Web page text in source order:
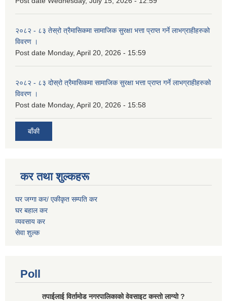
२०८२ - ८३ तेस्रो त्रैमासिकमा सामाजिक सुरक्षा भत्ता प्राप्त गर्ने लाभग्राहीहरुको
विवरण ।
Post date Monday, April 20, 2026 - 15:59
२०८२ - ८३ दोस्रो त्रैमासिकमा सामाजिक सुरक्षा भत्ता प्राप्त गर्ने लाभग्राहीहरुको
विवरण ।
Post date Monday, April 20, 2026 - 15:58
बाँकी
कर तथा शुल्कहरू
घर जग्गा कर/ एकीकृत सम्पति कर
घर बहाल कर
व्यवसाय कर
सेवा शुल्क
Poll
तपाईलाई विर्तामोड नगरपालिकाको वेवसाइट कस्ताे लाग्याे ?